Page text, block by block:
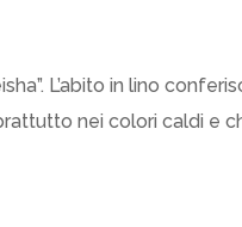
L’abito in lino
nei colori caldi e